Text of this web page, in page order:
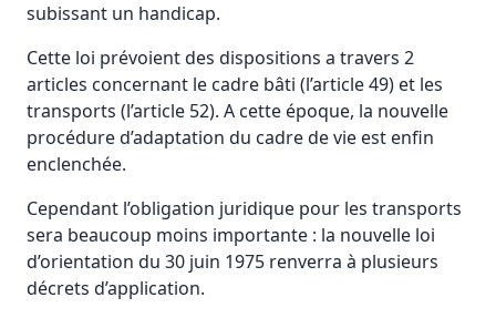
subissant un handicap.
Cette loi prévoient des dispositions a travers 2
articles concernant le cadre bâti (l’article 49) et les
transports (l’article 52). A cette époque, la nouvelle
procédure d’adaptation du cadre de vie est enfin
enclenchée.
Cependant l’obligation juridique pour les transports
sera beaucoup moins importante : la nouvelle loi
d’orientation du 30 juin 1975 renverra à plusieurs
décrets d’application.